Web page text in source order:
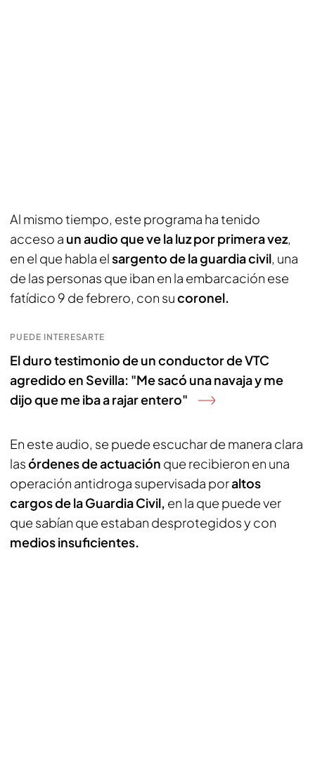
Al mismo tiempo, este programa ha tenido
acceso a un audio que ve la luz por primera vez,
en el que habla elsargento de la guardia civil, una
de las personas que iban en la embarcación ese
fatídico 9 de febrero, con sucoronel.
PUEDE INTERESARTE
El duro testimonio de un conductor de VTC
agredido en Sevilla: "Me sacó una navaja y me
dijo que me iba a rajar entero"
En este audio, se puede escuchar de manera clara
lasórdenes de actuación que recibieron en una
operación antidroga supervisada poraltos
cargos de la Guardia Civil, en la que puede ver
que sabían que estaban desprotegidos y con
medios insuficientes.